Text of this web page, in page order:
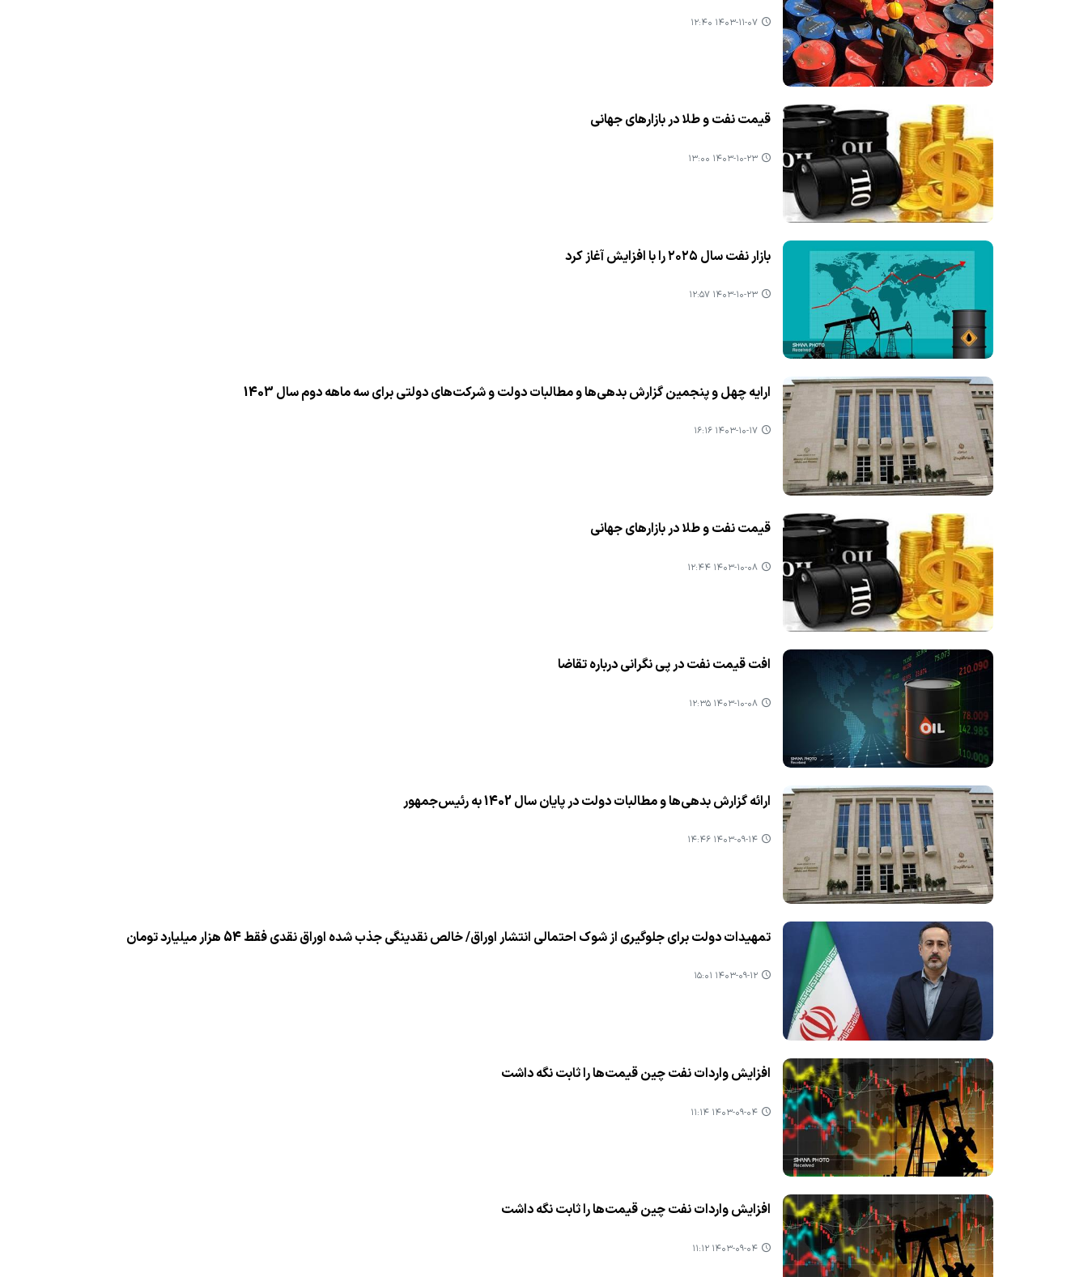
۱۴۰۳-۱۱-۰۷ ۱۲:۴۰
قیمت نفت و طلا در بازارهای جهانی
۱۴۰۳-۱۰-۲۳ ۱۳:۰۰
بازار نفت سال ۲۰۲۵ را با افزایش آغاز كرد
۱۴۰۳-۱۰-۲۳ ۱۲:۵۷
ارایه چهل و پنجمین گزارش بدهی‌ها و مطالبات دولت و شركت‌های دولتی برای سه ماهه دوم سال 1403
۱۴۰۳-۱۰-۱۷ ۱۶:۱۶
قیمت نفت و طلا در بازارهای جهانی
۱۴۰۳-۱۰-۰۸ ۱۲:۴۴
افت قیمت نفت در پی نگرانی درباره تقاضا
۱۴۰۳-۱۰-۰۸ ۱۲:۳۵
ارائه گزارش بدهی‌ها و مطالبات دولت در پایان سال 1402 به رئیس‌جمهور
۱۴۰۳-۰۹-۱۴ ۱۴:۴۶
تمهیدات دولت برای جلوگیری از شوك احتمالی انتشار اوراق/ خالص نقدینگی جذب شده اوراق نقدی فقط 54 هزار میلیارد تومان
۱۴۰۳-۰۹-۱۲ ۱۵:۰۱
افزایش واردات نفت چین قیمت‌ها را ثابت نگه داشت
۱۴۰۳-۰۹-۰۴ ۱۱:۱۴
افزایش واردات نفت چین قیمت‌ها را ثابت نگه داشت
۱۴۰۳-۰۹-۰۴ ۱۱:۱۲